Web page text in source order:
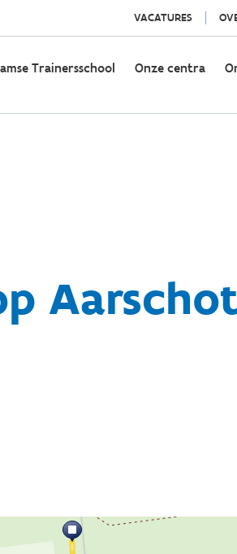
VACATURES
Trainersschool Onze centra